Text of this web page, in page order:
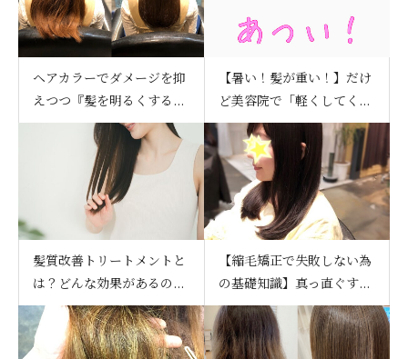
ヘアカラーでダメージを抑
えつつ『髪を明るくする...
【暑い！髪が重い！】だけ
ど美容院で「軽くしてく...
髪質改善トリートメントと
は？どんな効果があるの...
【縮毛矯正で失敗しない為
の基礎知識】真っ直ぐす...